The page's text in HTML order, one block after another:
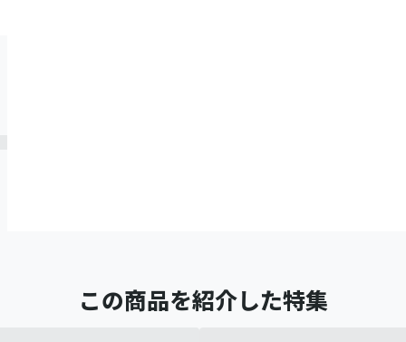
この商品を紹介した特集